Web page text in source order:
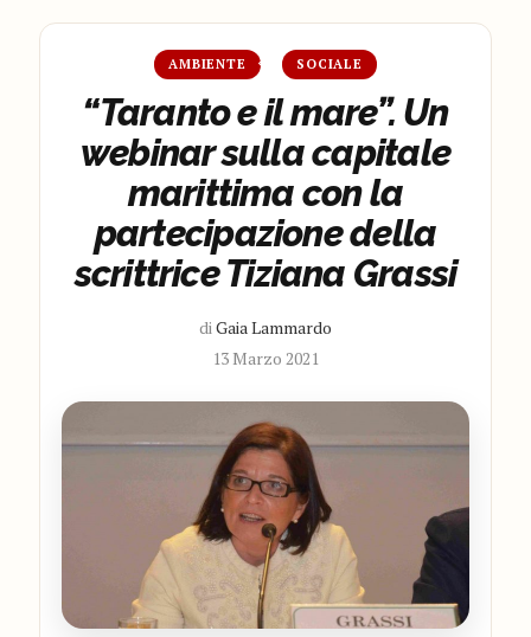
AMBIENTE SOCIALE
“Taranto e il mare”. Un
webinar sulla capitale
marittima con la
partecipazione della
scrittrice Tiziana Grassi
di Gaia Lammardo
13 Marzo 2021